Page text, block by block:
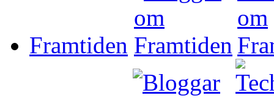
Framtiden